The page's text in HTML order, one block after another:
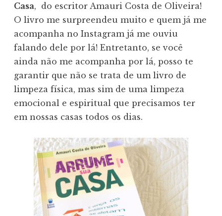
Casa, do escritor Amauri Costa de Oliveira!
O livro me surpreendeu muito e quem já me
acompanha no Instagram já me ouviu
falando dele por lá! Entretanto, se você
ainda não me acompanha por lá, posso te
garantir que não se trata de um livro de
limpeza física, mas sim de uma limpeza
emocional e espiritual que precisamos ter
em nossas casas todos os dias.